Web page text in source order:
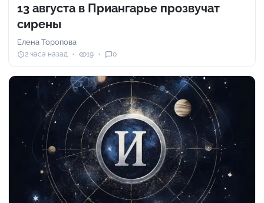
13 августа в Приангарье прозвучат
сирены
Елена Торопова
2 часа назад 19 0